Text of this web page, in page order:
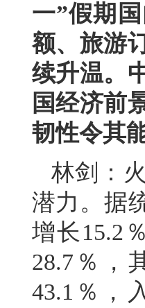
一”假期
额、旅游
续升温。
国经济前
韧性令其
林剑：
潜力。据
增长15.2
28.7％，
43.1％，